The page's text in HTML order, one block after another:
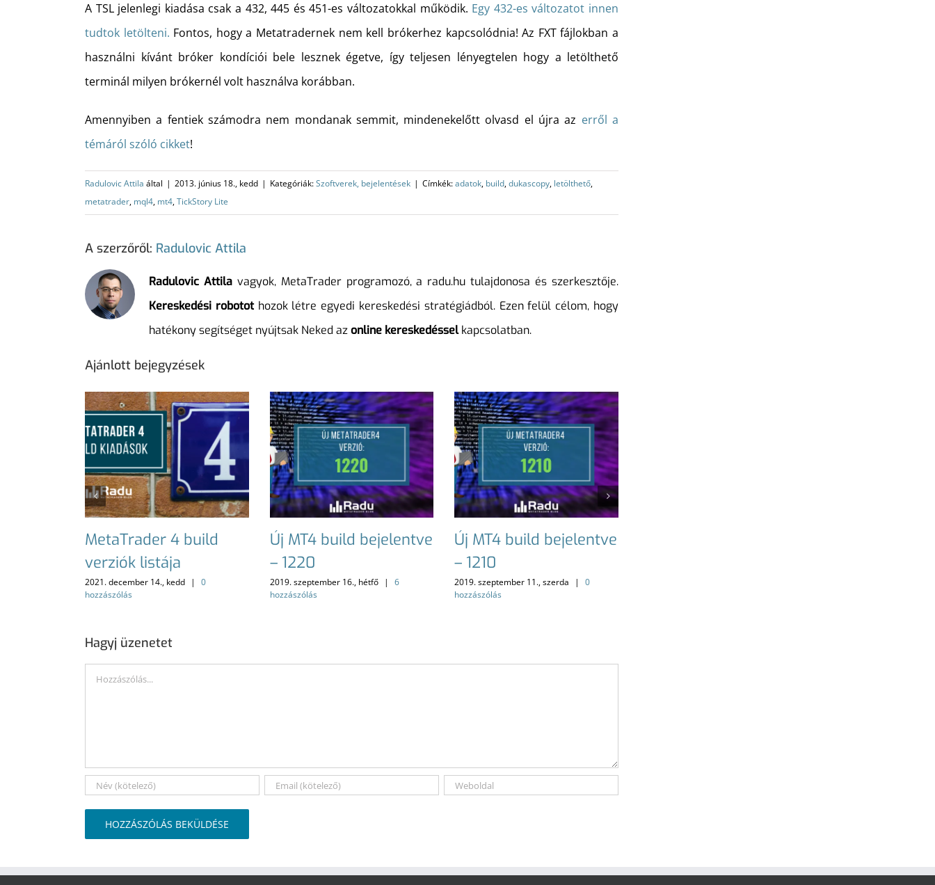
A TSL jelenlegi kiadása csak a 432, 445 és 451-es változatokkal működik. Egy 432-es változatot innen
tudtok letölteni. Fontos, hogy a Metatradernek nem kell brókerhez kapcsolódnia! Az FXT fájlokban a
használni kívánt bróker kondíciói bele lesznek égetve, így teljesen lényegtelen hogy a letölthető
terminál milyen brókernél volt használva korábban.
Amennyiben a fentiek számodra nem mondanak semmit, mindenekelőtt olvasd el újra az erről a
témáról szóló cikket!
Radulovic Attila által | 2013. június 18., kedd | Kategóriák:Szoftverek, bejelentések | Címkék:adatok, build,dukascopy, letölthető,
metatrader, mql4, mt4,TickStory Lite
A szerzőről: Radulovic Attila
Radulovic Attilavagyok, MetaTrader programozó, a radu.hu tulajdonosa és szerkesztője.
Kereskedési robotothozok létre egyedi kereskedési stratégiádból. Ezen felül célom, hogy
hatékony segítséget nyújtsak Neked azonline kereskedésselkapcsolatban.
Ajánlott bejegyzések
MetaTrader 4 build
verziók listája
2021. december 14., kedd |
0
hozzászólás
Új MT4 build bejelentve
– 1220
2019. szeptember 16., hétfő |
6
hozzászólás
Új MT4 build bejelentve
– 1210
2019. szeptember 11., szerda |
0
hozzászólás
Hagyj üzenetet
Hozzászólás